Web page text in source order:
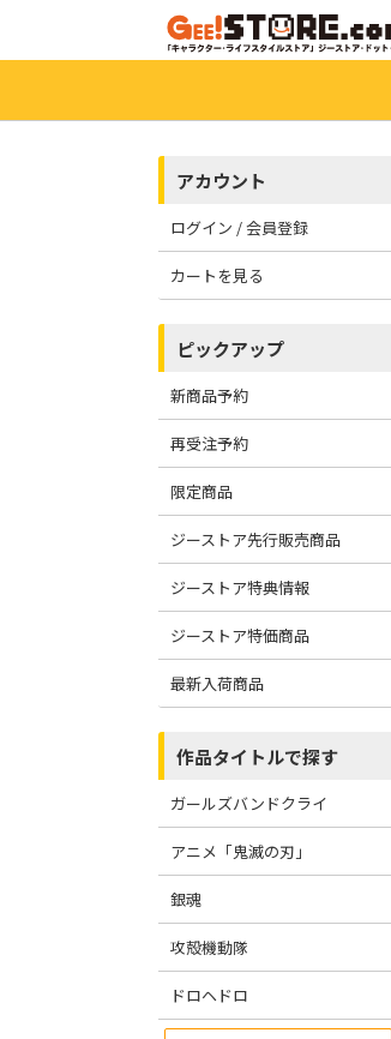
アカウント
ログイン / 会員登録
カートを見る
ピックアップ
新商品予約
再受注予約
限定商品
ジーストア先行販売商品
ジーストア特典情報
ジーストア特価商品
最新入荷商品
作品タイトルで探す
ガールズバンドクライ
アニメ「鬼滅の刃」
銀魂
攻殻機動隊
ドロヘドロ